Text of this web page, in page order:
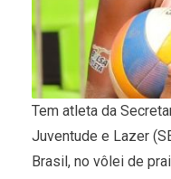
Tem atleta da
Juventude e Lazer
Brasil, no vôlei de